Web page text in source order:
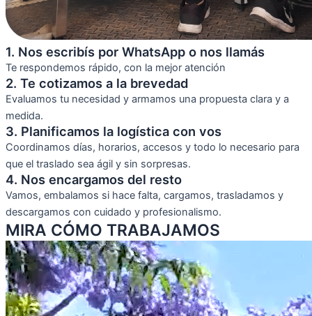
1. Nos escribís por WhatsApp o nos llamás
Te respondemos rápido, con la mejor atención
2. Te cotizamos a la brevedad
Evaluamos tu necesidad y armamos una propuesta clara y a
medida.
3. Planificamos la logística con vos
Coordinamos días, horarios, accesos y todo lo necesario para
que el traslado sea ágil y sin sorpresas.
4. Nos encargamos del resto
Vamos, embalamos si hace falta, cargamos, trasladamos y
descargamos con cuidado y profesionalismo.
MIRA CÓMO TRABAJAMOS